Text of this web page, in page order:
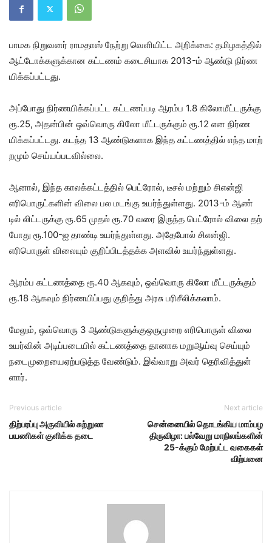
பாமக நிறு​வனர் ராம​தாஸ் நேற்று வெளி​யிட்ட அறிக்​கை​: தமிழகத்​தில்
ஆட்டோக்களுக்கான கட்​ட​ணம் கடைசி​யாக 2013-ம் ஆண்டு நிர்​ண​
யிக்​கப்​பட்​டது.
அப்​போது நிர்​ண​யிக்​கப்​பட்ட கட்​ட​ணப்​படி ஆரம்ப 1.8 கிலோமீட்​டருக்கு
ரூ.25, அதன்​பின் ஒவ்​வொரு கிலோ மீட்​டருக்​கும் ரூ.12 என நிர்​ண​
யிக்​கப்​பட்​டது. கடந்த 13 ஆண்​டு​களாக இந்த கட்​ட​ணத்​தில் எந்த மாற்​
ற​மும் செய்​யப்​பட​வில்​லை.
ஆனால், இந்த காலக்​கட்​டத்​தில் பெட்​ரோல், டீசல் மற்​றும் சிஎன்ஜி
எரிபொருட்​களின் விலை பல மடங்கு உயர்ந்​துள்​ளது. 2013-ம் ஆண்​
டில் லிட்​டருக்கு ரூ.65 முதல் ரூ.70 வரை இருந்த பெட்​ரோல் விலை தற்​
போது ரூ.100-ஐ தாண்டி உயர்ந்​துள்​ளது. அதே​போல் சிஎன்​ஜி.
எரிபொருள் விலை​யும் குறிப்​பிடத்​தக்க அளவில் உயர்ந்​துள்​ளது.
ஆரம்ப கட்​ட​ணத்தை ரூ.40 ஆகவும், ஒவ்​வொரு கிலோ மீட்​டருக்​கும்
ரூ.18 ஆகவும் நிர்​ண​யிப்​பது குறித்து அரசு பரிசீலிக்​கலாம்.
மேலும், ஒவ்​வொரு 3 ஆண்​டு​களுக்​குஒரு​முறை எரிபொருள் விலை
உயர்​வின் அடிப்​படை​யில் கட்​ட​ணத்தை தானாக மறுஆய்வு செய்​யும்
நடை​முறையை​ஏற்​படுத்த வேண்​டும். இவ்​வாறு அவர்​ தெரி​வித்​துள்​
ளார்​.
Previous article
திற்பரப்பு அருவியில் சுற்றுலா
பயணிகள் குளிக்க தடை
Next article
சென்னையில் தொடங்கிய மாம்பழ
திருவிழா: பல்வேறு மாநிலங்களின்
25-க்கும் மேற்பட்ட வகைகள்
விற்பனை